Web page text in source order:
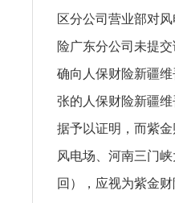
区分公司营业部对
险广东分公司未提
确向人保财险新疆
张的人保财险新疆
据予以证明，而紫
风电场、河南三门
回），应视为紫金